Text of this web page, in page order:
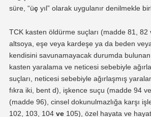
süre, “üçyıl” olarak uygulanır denilmekle
TCK kasten öldürme suçları (madde 81, 82
altsoya, eşe veya kardeşe ya da beden
kendisini savunamayacak durumda
kasten yaralama ve neticesi sebebiyle
suçları, neticesi sebebiyle ağırlaşmış
fıkra iki, bent d), işkence suçu (madde 94
(madde 96), cinsel dokunulmazlığa karşı
102, 103, 104 ve105), özel hayata ve